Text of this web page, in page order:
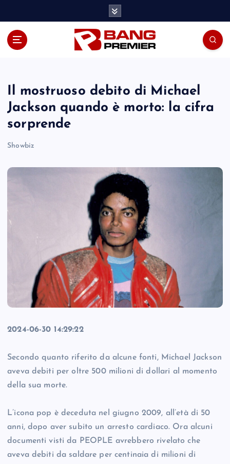
Il mostruoso debito di Michael
Jackson quando è morto: la cifra
sorprende
Showbiz
2024-06-30 14:29:22
Secondo quanto riferito da alcune fonti, Michael Jackson
aveva debiti per oltre 500 milioni di dollari al momento
della sua morte.
L’icona pop è deceduta nel giugno 2009, all’età di 50
anni, dopo aver subito un arresto cardiaco. Ora alcuni
documenti visti da PEOPLE avrebbero rivelato che
aveva debiti da saldare per centinaia di milioni di